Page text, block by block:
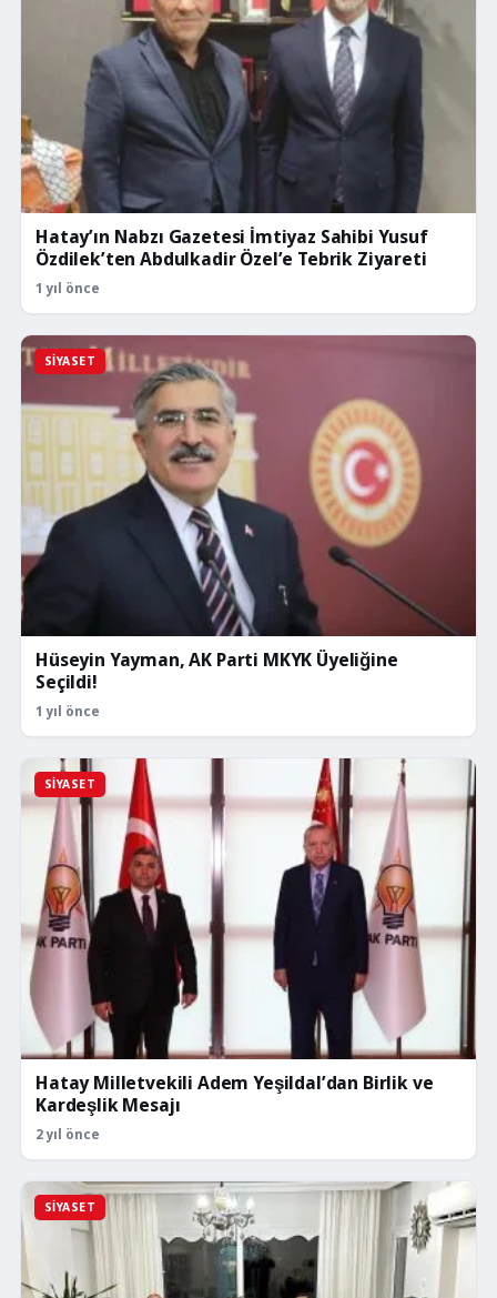
Hatay’ın Nabzı Gazetesi İmtiyaz Sahibi Yusuf
Özdilek’ten Abdulkadir Özel’e Tebrik Ziyareti
1 yıl önce
SIYASET
Hüseyin Yayman, AK Parti MKYK Üyeliğine
Seçildi!
1 yıl önce
SIYASET
Hatay Milletvekili Adem Yeşildal’dan Birlik ve
Kardeşlik Mesajı
2 yıl önce
SIYASET